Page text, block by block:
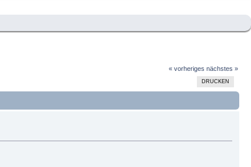
« vorheriges nächstes »
DRUCKEN